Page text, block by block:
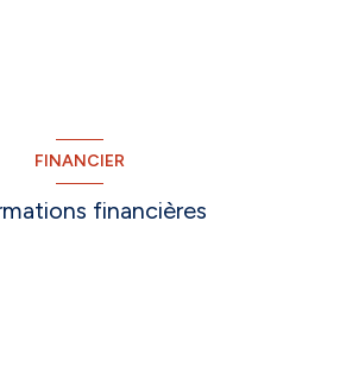
FINANCIER
financières